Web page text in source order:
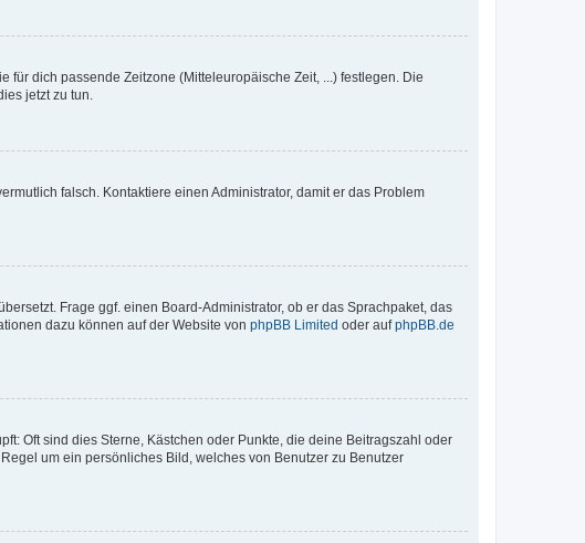
für dich passende Zeitzone (Mitteleuropäische Zeit, ...) festlegen. Die
jetzt zu tun.
falsch. Kontaktiere einen Administrator, damit er das Problem
Frage ggf. einen Board-Administrator, ob er das Sprachpaket, das
dazu können auf der Website von phpBB Limited oder aufphpBB.de
Oft sind dies Sterne, Kästchen oder Punkte, die deine Beitragszahl oder
um ein persönliches Bild, welches von Benutzer zu Benutzer